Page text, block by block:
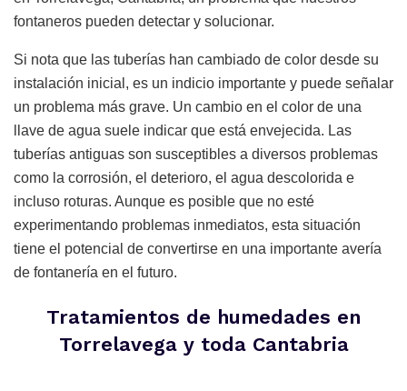
fontaneros pueden detectar y solucionar.
Si nota que las tuberías han cambiado de color desde su
instalación inicial, es un indicio importante y puede señalar
un problema más grave. Un cambio en el color de una
llave de agua suele indicar que está envejecida. Las
tuberías antiguas son susceptibles a diversos problemas
como la corrosión, el deterioro, el agua descolorida e
incluso roturas. Aunque es posible que no esté
experimentando problemas inmediatos, esta situación
tiene el potencial de convertirse en una importante avería
de fontanería en el futuro.
Tratamientos de humedades en
Torrelavega y toda Cantabria